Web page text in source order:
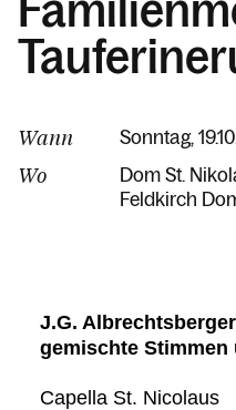
Wann Sonntag,
Wo Dom St.
Feldkirch
J.G.
gemischte Stimmen
Capella St. Nicolaus